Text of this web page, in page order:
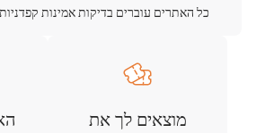
כל האתרים עוברים בדיקות אמינות
מוצאים לך את